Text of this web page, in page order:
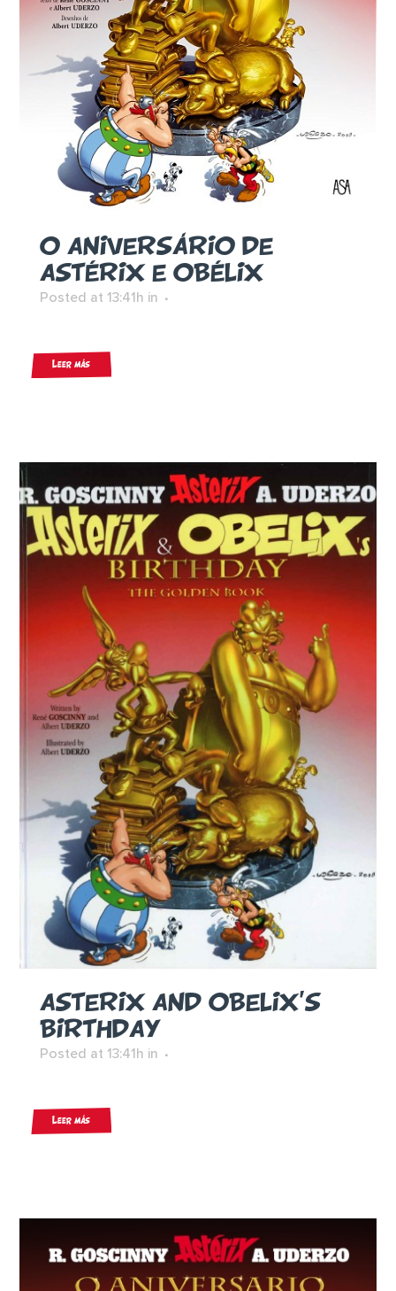
O ANIVERSÁRIO DE
ASTÉRIX E OBÉLIX
Posted at 13:41h in
Leer más
ASTERIX AND OBELIX’S
BIRTHDAY
Posted at 13:41h in
Leer más